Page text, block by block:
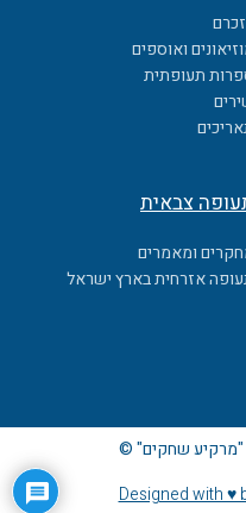
ואוספים
תעופתית
צבאית
ומאמרים
אזרחית בארץ ישראל
"מרקיע שחקים" ©
Designed with ♥